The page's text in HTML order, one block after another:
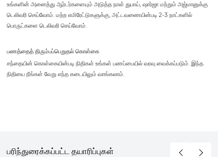
உங்களின் அனைத்து ஆர்டர்களையும் அடுத்த நாள் துபாய், ஷார்ஜா மற்றும் அஜ்மானுக்கு
டெலிவரி செய்வோம். மற்ற எமிரேட்டுகளுக்கு, அட்டவணையின்படி 2-3 நாட்களில்
பொருட்களை டெலிவரி செய்வோம்.
பணத்தைத் திரும்பப்பெறுதல் கொள்கை
சந்தையின் கொள்கையின்படி நிதிகள் உங்கள் பணப்பையில் வரவு வைக்கப்படும். இந்த
நிதியை நீங்கள் வேறு எந்த கடையிலும் வாங்கலாம்.
பரிந்துரைக்கப்பட்ட தயாரிப்புகள்